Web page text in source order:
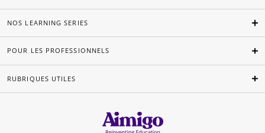
NOS LEARNING SERIES
POUR LES PROFESSIONNELS
RUBRIQUES UTILES